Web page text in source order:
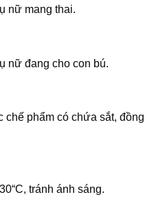
nữ mang thai.
nữ đang cho con bú.
chế phẩm có chứa sắt, đồng
tránh ánh sáng.